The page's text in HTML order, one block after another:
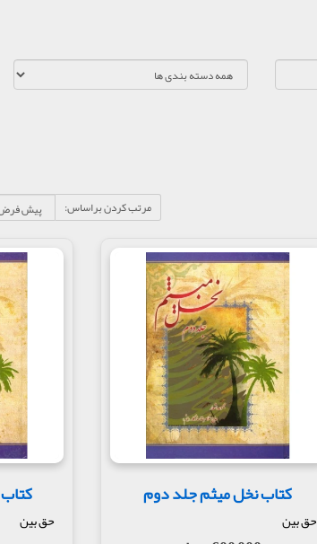
مرتب کردن براساس:
کتاب نخل میثم جلد دوم
حق بین حق بین